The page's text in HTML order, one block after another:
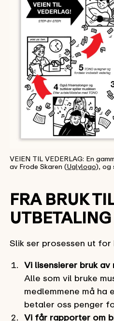
VEIEN TIL VEDERLAG: En
av Frode Skaren (Uglylogo), og
FRA BRUK
UTBETALING
Slik ser prosessen ut
Vi lisensierer bruk av
Alle som vil bruke
medlemmene må ha
betaler oss penger
Vi får rapporter om